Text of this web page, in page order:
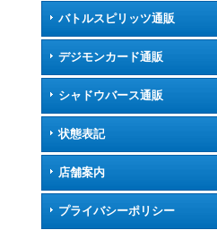
バトルスピリッツ通販
デジモンカード通販
シャドウバース通販
状態表記
店舗案内
プライバシーポリシー